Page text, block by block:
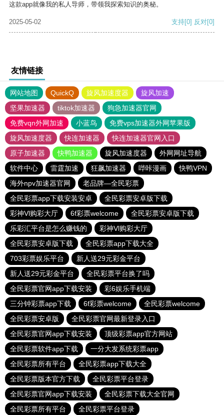
这款app就像我的私人导师，带领我探索知识的奥秘。
2025-05-02 支持[0] 反对[0]
友情链接
网站地图 QuickQ 旋风加速度器
旋风加速
坚果加速器
tiktok加速器
狗急加速器官网
免费vqn外网加速
小蓝鸟
免费vps加速器外网苹果版
旋风加速度器
快连加速器
快连加速器官网入口
原子加速器
快鸭加速器 旋风加速度器
外网网址导航
软件中心
雷霆加速 狂飙加速器 哔咔漫画
快鸭VPN
海外npv加速器官网
老品牌—全民彩票
全民彩票app下载安装安卓
全民彩票安卓版下载
彩神Vl购彩大厅
6f彩票welcome
全民彩票安卓版下载
乐彩汇平台是怎么赚钱的
彩神Vl购彩大厅
全民彩票安卓版下载
全民彩票app下载大全
703彩票娱乐平台
新人送29元彩金平台
新人送29元彩金平台
全民彩票平台换了吗
全民彩票官网app下载安装
彩6娱乐手机端
三分钟彩票app下载
6f彩票welcome
全民彩票welcome
全民彩票安卓版
全民彩票官网最新登录入口
全民彩票官网app下载安装
顶级彩票app官方网站
全民彩票软件app下载
一分大发系统彩票app
全民彩票所有平台
全民彩票app下载大全
全民彩票版本官方下载
全民彩票平台登录
全民彩票官网app下载安装
全民彩票下载大全官网
全民彩票所有平台
全民彩票平台登录